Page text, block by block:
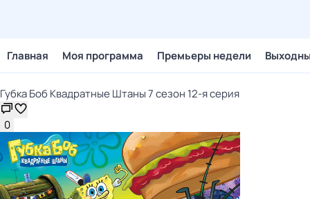
Главная Моя программа Премьеры недели
Губка Боб Квадратные Штаны 7 сезон 12-я серия
0